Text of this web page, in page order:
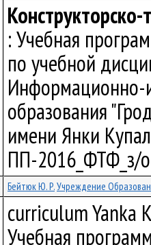
Конструкторско-
: Учебная
по учебной
Информационно-
образования
имени Янки
ПП-2016_ФТФ_з/
Бейтюк Ю. Р.Учреждение
curriculum Yanka
Учебная